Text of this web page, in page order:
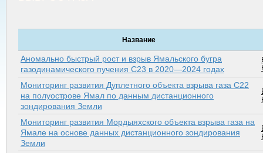
Название
Аномально быстрый рост и взрыв Ямальского бугра
газодинамического пучения C23 в 2020—2024 годах
Мониторинг развития Дуплетного объекта взрыва газа С22
на полуострове Ямал по данным дистанционного
зондирования Земли
Мониторинг развития Мордыяхского объекта взрыва газа на
Ямале на основе данных дистанционного зондирования
Земли